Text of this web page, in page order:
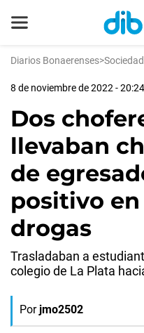
Diarios Bonaerenses>Sociedad
8 de noviembre de 2022 - 20:24
Dos
llevaban
de
positivo
drogas
Trasladaban a
colegio de La Plata
Por jmo2502